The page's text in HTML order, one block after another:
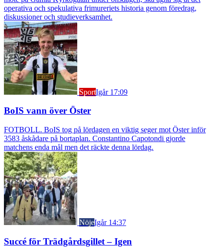
operativa och spekulativa frimureriets historia genom föredrag,
diskussioner och studieverksamhet.
SportIgår 17:09
BoIS vann över Öster
FOTBOLL. BoIS tog på lördagen en viktig seger mot Öster inför
3583 åskådare på bortaplan. Constantino Capotondi gjorde
matchens enda mål men det räckte denna lördag.
NöjeIgår 14:37
Succé för Trädgårdsgillet – Igen